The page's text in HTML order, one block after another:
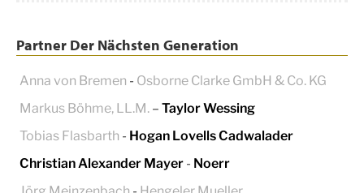
Partner Der Nächsten Generation
Anna von Bremen - Osborne Clarke GmbH & Co. KG
Markus Böhme, LL.M. – Taylor Wessing
Tobias Flasbarth - Hogan Lovells Cadwalader
Christian Alexander Mayer - Noerr